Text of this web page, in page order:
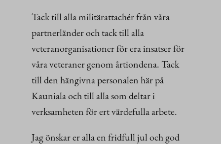
Tack till alla militärattachér från våra
partnerländer och tack till alla
veteranorganisationer för era insatser för
våra veteraner genom årtiondena. Tack
till den hängivna personalen här på
Kauniala och till alla som deltar i
verksamheten för ert värdefulla arbete.
Jag önskar er alla en fridfull jul och god